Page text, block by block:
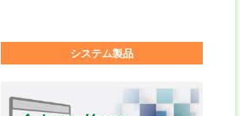
システム製品